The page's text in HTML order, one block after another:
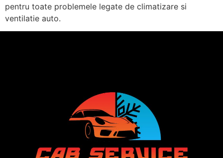
pentru toate problemele legate de climatizare si
ventilatie auto.